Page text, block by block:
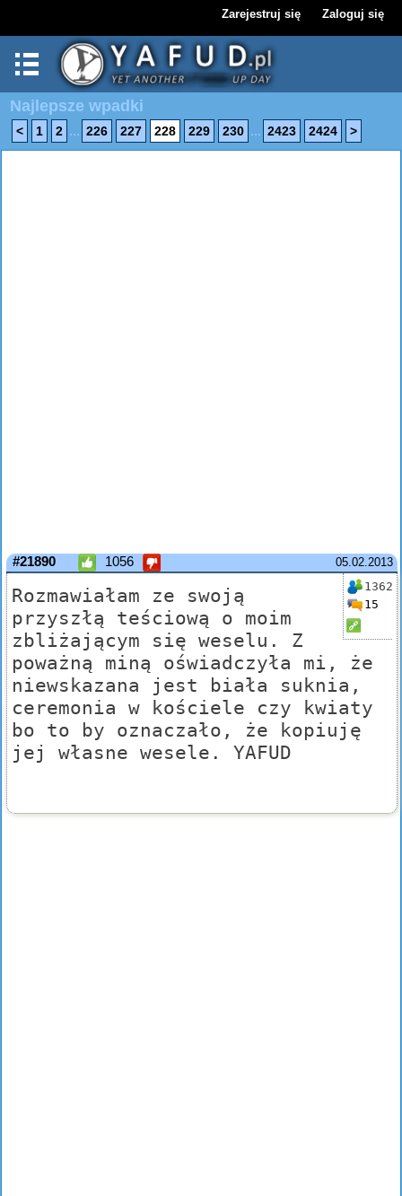
Zarejestruj się Zaloguj się
Najlepsze wpadki
< 1 2 ... 226 227 228 229 230 ... 2423 2424 >
05.02.2013
#21890 1056
1362
15
Rozmawiałam ze swoją
przyszłą teściową o moim
zbliżającym się weselu. Z
poważną miną oświadczyła mi, że
niewskazana jest biała suknia,
ceremonia w kościele czy kwiaty
bo to by oznaczało, że kopiuję
jej własne wesele. YAFUD